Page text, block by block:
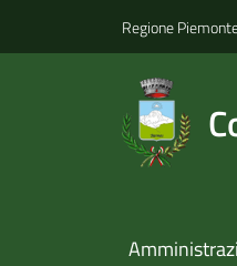
Regione